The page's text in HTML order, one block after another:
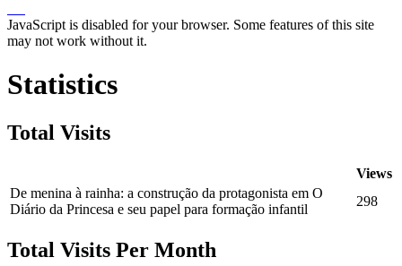
JavaScript is disabled for your browser. Some features of this site
may not work without it.
Statistics
Total Visits
Views
De menina à rainha: a construção da protagonista em O
Diário da Princesa e seu papel para formação infantil
298
Total Visits Per Month